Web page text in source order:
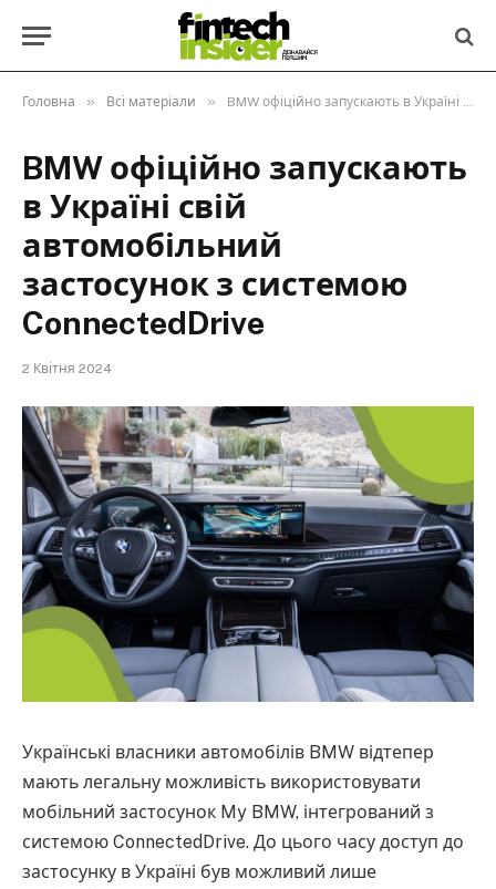
Головна » Всі матеріали » BMW офіційно запускають в Україні свій автомобільний застосунок з системою ConnectedDrive
BMW офіційно запускають
в Україні свій
автомобільний
застосунок з системою
ConnectedDrive
2 Квітня 2024
Українські власники автомобілів BMW відтепер
мають легальну можливість використовувати
мобільний застосунок My BMW, інтегрований з
системою ConnectedDrive. До цього часу доступ до
застосунку в Україні був можливий лише